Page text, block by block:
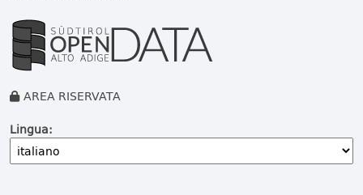
AREA RISERVATA
Lingua